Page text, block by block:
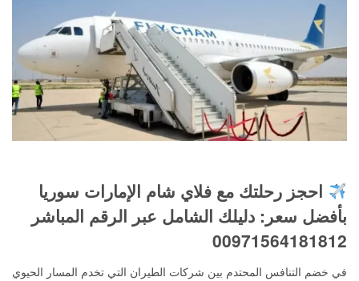
احجز رحلتك مع فلاي شام الإمارات سوريا
بأفضل سعر: دليلك الشامل عبر الرقم المباشر
00971564181812
في خضم التنافس المحتدم بين شركات الطيران التي تخدم المسار الحيوي